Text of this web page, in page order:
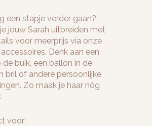
een stapje verder gaan?
jouw Sarah uitbreiden met
voor meerprijs via onze
accessoires. Denk aan een
de buik, een ballon in de
bril of andere persoonlijke
Zo maak je haar nóg
voor: